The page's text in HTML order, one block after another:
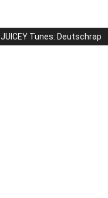
JUICEY Tunes: Deutschrap